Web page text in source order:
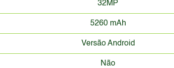
32MP
5260 mAh
Versão Android
Não